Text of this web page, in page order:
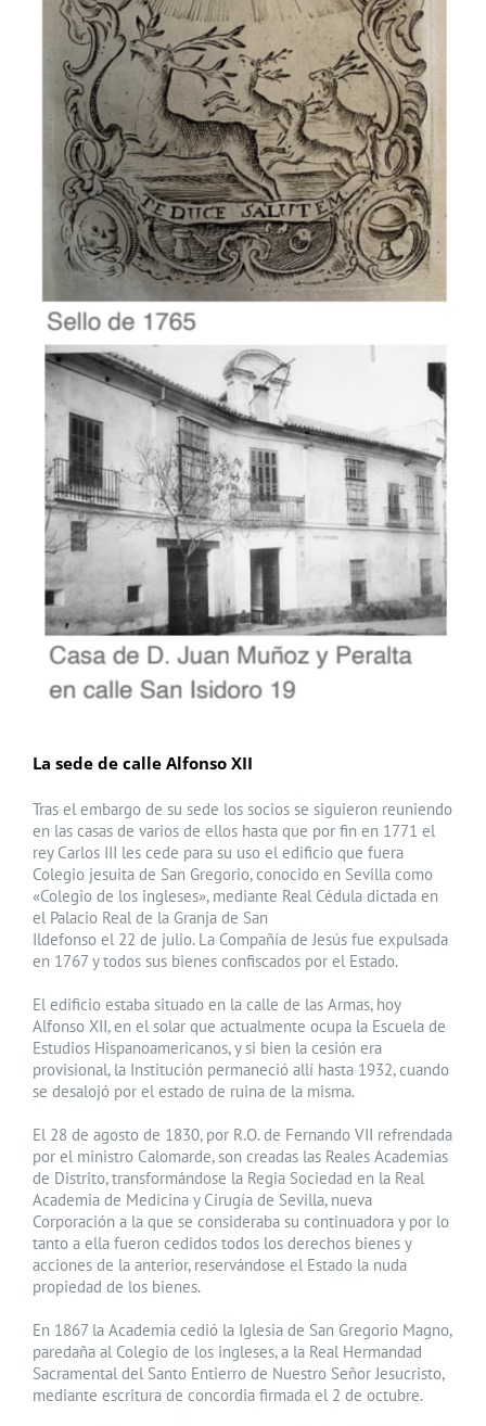
La sede de calle Alfonso XII
Tras el embargo de su sede los socios se siguieron reuniendo
en las casas de varios de ellos hasta que por fin en 1771 el
rey Carlos III les cede para su uso el edificio que fuera
Colegio jesuita de San Gregorio, conocido en Sevilla como
«Colegio de los ingleses», mediante Real Cédula dictada en
el Palacio Real de la Granja de San
Ildefonso el 22 de julio. La Compañía de Jesús fue expulsada
en 1767 y todos sus bienes confiscados por el Estado.
El edificio estaba situado en la calle de las Armas, hoy
Alfonso XII, en el solar que actualmente ocupa la Escuela de
Estudios Hispanoamericanos, y si bien la cesión era
provisional, la Institución permaneció allí hasta 1932, cuando
se desalojó por el estado de ruina de la misma.
El 28 de agosto de 1830, por R.O. de Fernando VII refrendada
por el ministro Calomarde, son creadas las Reales Academias
de Distrito, transformándose la Regia Sociedad en la Real
Academia de Medicina y Cirugía de Sevilla, nueva
Corporación a la que se consideraba su continuadora y por lo
tanto a ella fueron cedidos todos los derechos bienes y
acciones de la anterior, reservándose el Estado la nuda
propiedad de los bienes.
En 1867 la Academia cedió la Iglesia de San Gregorio Magno,
paredaña al Colegio de los ingleses, a la Real Hermandad
Sacramental del Santo Entierro de Nuestro Señor Jesucristo,
mediante escritura de concordia firmada el 2 de octubre.